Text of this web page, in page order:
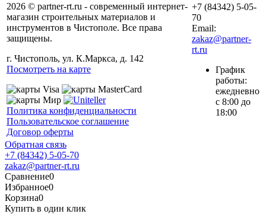
2026 © partner-rt.ru - современный интернет-
магазин строительных материалов и
инструментов в Чистополе. Все права
защищены.
г. Чистополь, ул. К.Маркса, д. 142
Посмотреть на карте
Политика конфиденциальности
Пользовательское соглашение
Договор оферты
+7 (84342) 5-05-
70
Email:
zakaz@partner-
rt.ru
График
работы:
ежедневно
с 8:00 до
18:00
Обратная связь
+7 (84342) 5-05-70
zakaz@partner-rt.ru
Сравнение0
Избранное0
Корзина0
Купить в один клик